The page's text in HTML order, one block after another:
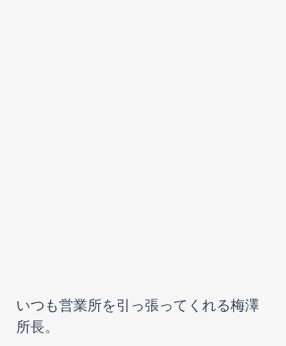
いつも営業所を引っ張ってくれる梅澤
所長。